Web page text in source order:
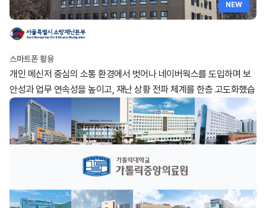
NEW
스마트폰 활용
개인 메신저 중심의 소통 환경에서 벗어나 네이버웍스를 도입하며 보
안성과 업무 연속성을 높이고, 재난 상황 전파 체계를 한층 고도화했습
니다.